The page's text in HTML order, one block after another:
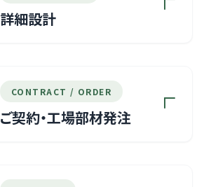
認いただいたうえで、正式にお申し込
みいただきます。
詳細設計
らに詳細な打ち合わせを重ね、お客
様のこだわりを反映させた詳細設計
（本設計）を行っていきます。
CONTRACT / ORDER
ご契約・工場部材発注